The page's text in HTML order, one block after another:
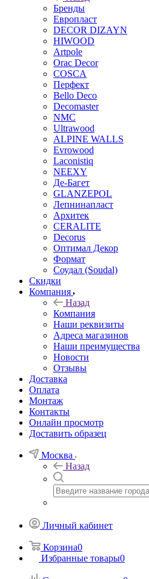
Бренды
Европласт
DECOR DIZAYN
HIWOOD
Artpole
Orac Decor
COSCA
Перфект
Bello Deco
Decomaster
NMС
Ultrawood
ALPINE WALLS
Evrowood
Laconistiq
NEEXY
Де-Багет
GLANZEPOL
Лепнинапласт
Архитек
CERALITE
Decorus
Оптимал Декор
Формат
Соудал (Soudal)
Скидки
Компания
Назад
Компания
Наши реквизиты
Адреса магазинов
Наши преимущества
Новости
Отзывы
Доставка
Оплата
Монтаж
Контакты
Онлайн просмотр
Доставить образец
Москва
Назад
Личный кабинет
Корзина0
Избранные товары0